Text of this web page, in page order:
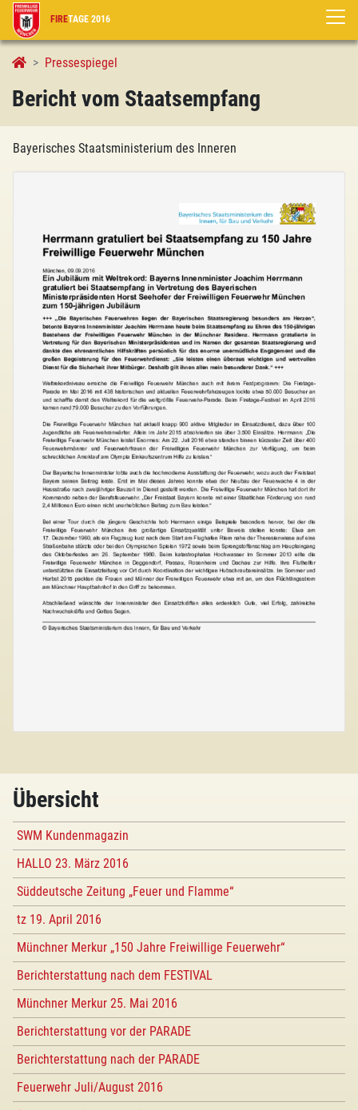
FIRETAGE 2016
Pressespiegel
Bericht vom Staatsempfang
Bericht vom Staatsempfang
Bayerisches Staatsministerium des Inneren
Übersicht
SWM Kundenmagazin
HALLO 23. März 2016
Süddeutsche Zeitung „Feuer und Flamme“
tz 19. April 2016
Münchner Merkur „150 Jahre Freiwillige Feuerwehr“
Berichterstattung nach dem FESTIVAL
Münchner Merkur 25. Mai 2016
Berichterstattung vor der PARADE
Berichterstattung nach der PARADE
Feuerwehr Juli/August 2016